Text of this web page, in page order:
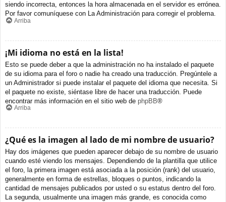
siendo incorrecta, entonces la hora almacenada en el servidor es errónea.
Por favor comuníquese con La Administración para corregir el problema.
Arriba
¡Mi idioma no está en la lista!
Esto se puede deber a que la administración no ha instalado el paquete
de su idioma para el foro o nadie ha creado una traducción. Pregúntele a
un Administrador si puede instalar el paquete del idioma que necesita. Si
el paquete no existe, siéntase libre de hacer una traducción. Puede
encontrar más información en el sitio web de phpBB®
Arriba
¿Qué es la imagen al lado de mi nombre de usuario?
Hay dos imágenes que pueden aparecer debajo de su nombre de usuario
cuando esté viendo los mensajes. Dependiendo de la plantilla que utilice
el foro, la primera imagen está asociada a la posición (rank) del usuario,
generalmente en forma de estrellas, bloques o puntos, indicando la
cantidad de mensajes publicados por usted o su estatus dentro del foro.
La segunda, usualmente una imagen más grande, es conocida como